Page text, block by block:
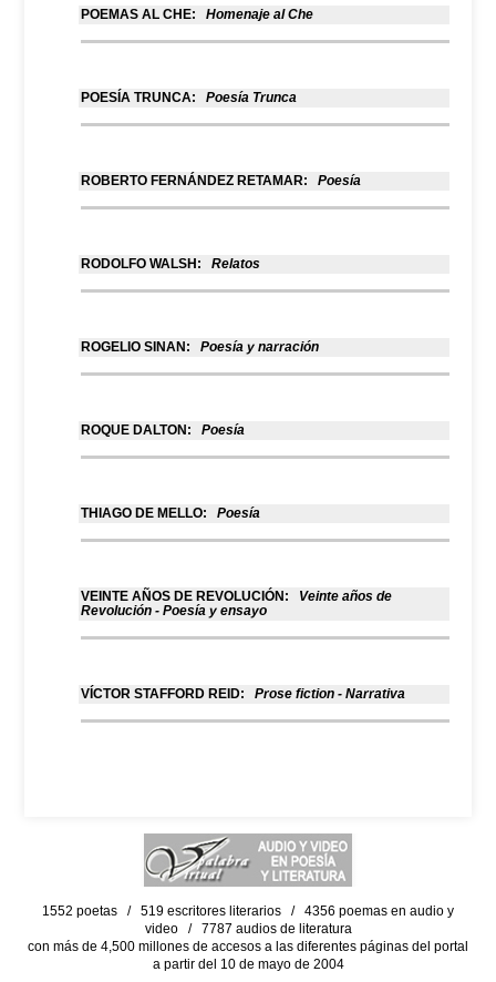
POEMAS AL CHE: Homenaje al Che
POESÍA TRUNCA: Poesía Trunca
ROBERTO FERNÁNDEZ RETAMAR: Poesía
RODOLFO WALSH: Relatos
ROGELIO SINAN: Poesía y narración
ROQUE DALTON: Poesía
THIAGO DE MELLO: Poesía
VEINTE AÑOS DE REVOLUCIÓN:
Veinte años de
Revolución - Poesía y ensayo
VÍCTOR STAFFORD REID: Prose fiction - Narrativa
1552 poetas / 519 escritores literarios / 4356 poemas en audio y
video / 7787 audios de literatura
con más de 4,500 millones de accesos a las diferentes páginas del portal
a partir del 10 de mayo de 2004